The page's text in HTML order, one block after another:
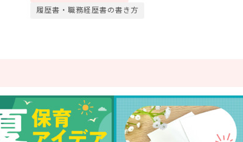
履歴書・職務経歴書の書き方